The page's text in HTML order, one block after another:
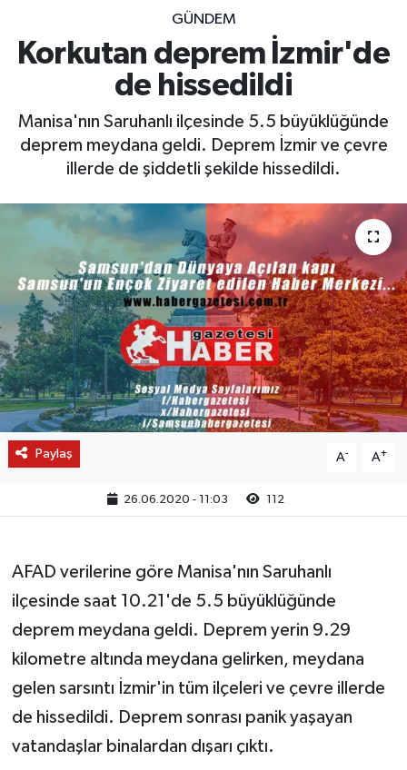
GÜNDEM
Korkutan deprem İzmir'de
de hissedildi
Manisa'nın Saruhanlı ilçesinde 5.5 büyüklüğünde
deprem meydana geldi. Deprem İzmir ve çevre
illerde de şiddetli şekilde hissedildi.
Paylaş A- A+
26.06.2020 - 11:03 112
AFAD verilerine göre Manisa'nın Saruhanlı
ilçesinde saat 10.21'de 5.5 büyüklüğünde
deprem meydana geldi. Deprem yerin 9.29
kilometre altında meydana gelirken, meydana
gelen sarsıntı İzmir'in tüm ilçeleri ve çevre illerde
de hissedildi. Deprem sonrası panik yaşayan
vatandaşlar binalardan dışarı çıktı.